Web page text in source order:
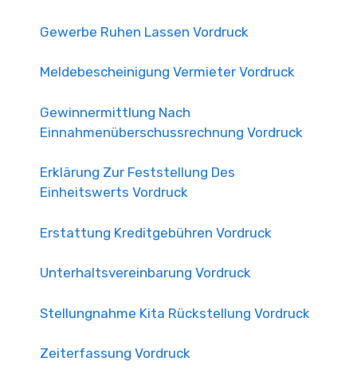
Gewerbe Ruhen Lassen Vordruck
Meldebescheinigung Vermieter Vordruck
Gewinnermittlung Nach
Einnahmenüberschussrechnung Vordruck
Erklärung Zur Feststellung Des
Einheitswerts Vordruck
Erstattung Kreditgebühren Vordruck
Unterhaltsvereinbarung Vordruck
Stellungnahme Kita Rückstellung Vordruck
Zeiterfassung Vordruck